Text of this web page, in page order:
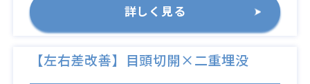
詳しく見る
【左右差改善】目頭切開×二重埋没